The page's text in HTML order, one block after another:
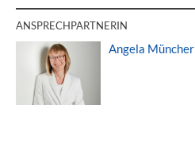
ANSPRECHPARTNERIN
Angela Müncher